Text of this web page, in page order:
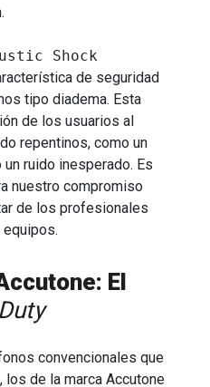
Shock
de seguridad
tipo diadema. Esta
de los usuarios al
repentinos, como un
ruido inesperado. Es
nuestro compromiso
de los profesionales
El
convencionales que
de la marca Accutone